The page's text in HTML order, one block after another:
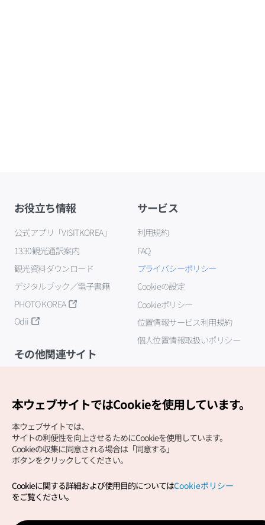
お役立ち情報
公式アプリ「VISITKOREA」
1330観光通訳案内
観光資料ダウンロード
デジタルブック／電子書籍
PHOTO KOREA
Odii
サービス
利用規約
FAQ
プライバシーポリシー
Cookieの設定
Cookieポリシー
位置情報サービス利用規約
個人位置情報取扱いポリシー
その他関連サイト
Copyright (c) Korea Tourism Organization All Rights
サイトエラー報告公式メール
本ウェブサイトではCookieを使用しています。
本ウェブサイトでは、
サイトの利便性を向上させるためにCookieを使用しています。
Cookieの収集に同意される場合は「同意する」
ボタンをクリックしてください。
Cookieに関する詳細および使用目的についてはCookieポリシー
をご覧ください。